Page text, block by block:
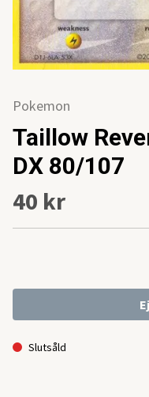
Pokemon
Taillow
DX 80/107
40 kr
Slutsåld